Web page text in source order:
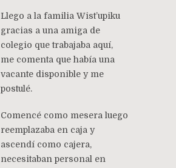
Llego a la familia Wist’upiku
gracias a una amiga de
colegio que trabajaba aquí,
me comenta que había una
vacante disponible y me
postulé.
Comencé como mesera luego
reemplazaba en caja y
ascendí como cajera,
necesitaban personal en